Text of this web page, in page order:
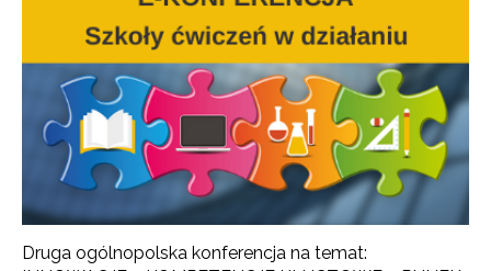
Druga ogólnopolska konferencja na temat: